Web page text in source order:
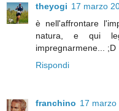
theyogi 17 marzo
è nell'affrontare
natura, e qui
impregnarmene... ;D
Rispondi
franchino 17 marzo